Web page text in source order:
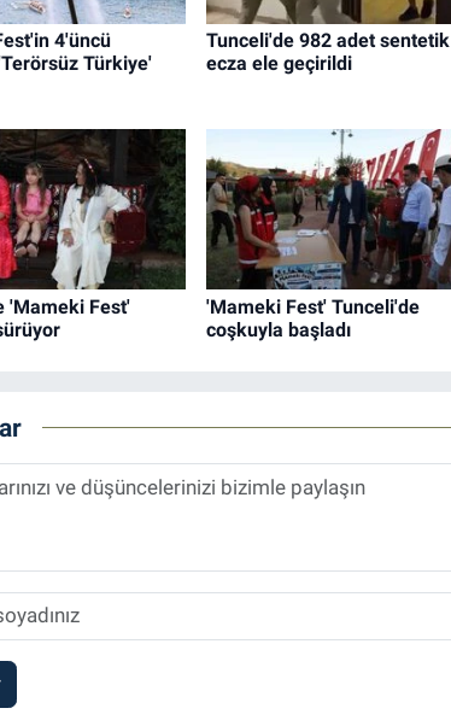
4'üncü
Türkiye'
Tunceli'de 982 adet sentetik
ecza ele geçirildi
'Mameki Fest'
'Mameki Fest' Tunceli'de
coşkuyla başladı